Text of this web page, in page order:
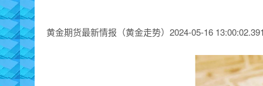
黄金期货最新情报（黄金走势）2024-05-16